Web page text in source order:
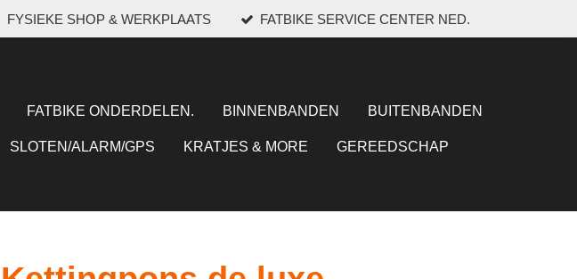
FYSIEKE SHOP & WERKPLAATS FATBIKE SERVICE CENTER NED.
FATBIKE ONDERDELEN. BINNENBANDEN BUITENBANDEN
SLOTEN/ALARM/GPS KRATJES & MORE GEREEDSCHAP